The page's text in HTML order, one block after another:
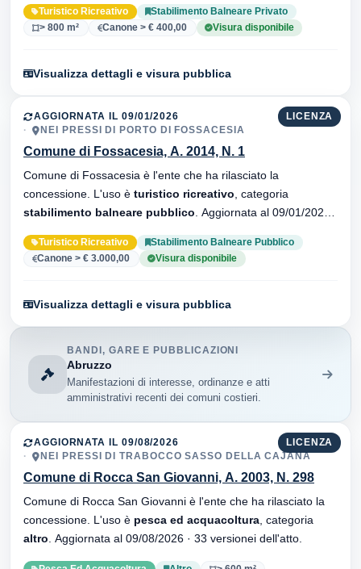
Turistico Ricreativo
Stabilimento Balneare Privato
> 800 m²
Canone > € 400,00 Visura disponibile
Visualizza dettagli e visura pubblica
LICENZA
AGGIORNATA IL 09/01/2026
NEI PRESSI DI PORTO DI FOSSACESIA
Comune di Fossacesia, A. 2014, N. 1
Comune di Fossacesia è l'ente che ha rilasciato la
concessione. L'uso è turistico ricreativo , categoria
stabilimento balneare pubblico
Turistico Ricreativo
Stabilimento Balneare Pubblico
Canone > € 3.000,00
Visura disponibile
Visualizza dettagli e visura pubblica
BANDI, GARE E PUBBLICAZIONI
Abruzzo
Manifestazioni di interesse, ordinanze e atti
amministrativi recenti dei comuni costieri.
LICENZA
AGGIORNATA IL 09/08/2026
NEI PRESSI DI TRABOCCO SASSO DELLA CAJANA
Comune di Rocca San Giovanni, A. 2003, N. 298
Comune di Rocca San Giovanni è l'ente che ha rilasciato la
concessione. L'uso è pesca ed acquacoltura , categoria
altro
. Aggiornata al 09/08/2026 · 33 versionei dell'atto.